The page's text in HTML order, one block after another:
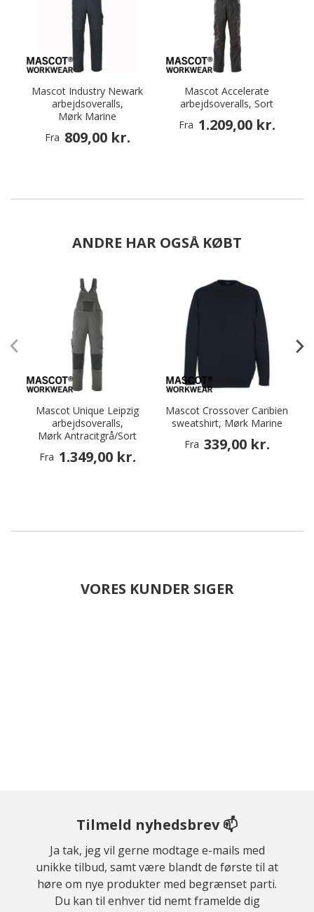
Mascot Industry Newark
arbejdsoveralls,
Mørk Marine
Fra 809,00 kr.
Mascot Accelerate
arbejdsoveralls, Sort
Fra 1.209,00 kr.
ANDRE HAR OGSÅ KØBT
Mascot Unique Leipzig
arbejdsoveralls,
Mørk Antracitgrå/Sort
Fra 1.349,00 kr.
Mascot Crossover Caribien
sweatshirt, Mørk Marine
Fra 339,00 kr.
VORES KUNDER SIGER
Tilmeld nyhedsbrev 📫
Ja tak, jeg vil gerne modtage e-mails med
unikke tilbud, samt være blandt de første til at
høre om nye produkter med begrænset parti.
Du kan til enhver tid nemt framelde dig